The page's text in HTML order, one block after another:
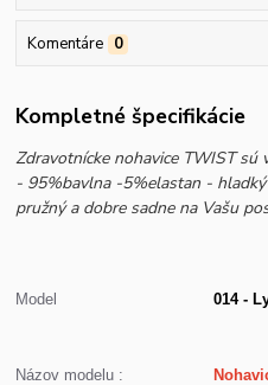
Komentáre 0
Kompletné špecifikácie
Zdravotnícke nohavice TWIST
- 95%bavlna -5%elastan -
pružný a dobre sadne na Vašu
Model 014 -
Názov modelu :